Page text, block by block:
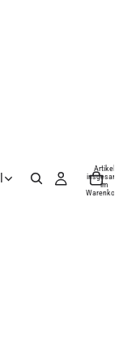
Artikel
insgesamt
im
Warenkorb: